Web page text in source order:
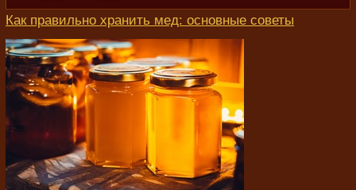
Как правильно хранить мед: основные советы